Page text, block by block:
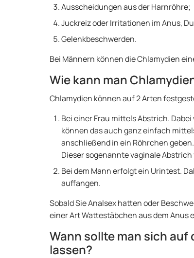
Ausscheidungen aus der Harnröhre;
Juckreiz oder Irritationen im Anus,
Gelenkbeschwerden.
Bei Männern können die Chlamydien
Wie kann man
Chlamydien können auf 2 Arten
Bei einer Frau mittels Abstrich.
können das auch ganz einfach
anschließend in ein Röhrchen
Dieser sogenannte vaginale
Bei dem Mann erfolgt ein Urintest.
auffangen.
Sobald Sie Analsex hatten oder
einer Art Wattestäbchen aus dem Anus
Wann sollte man sich
lassen?